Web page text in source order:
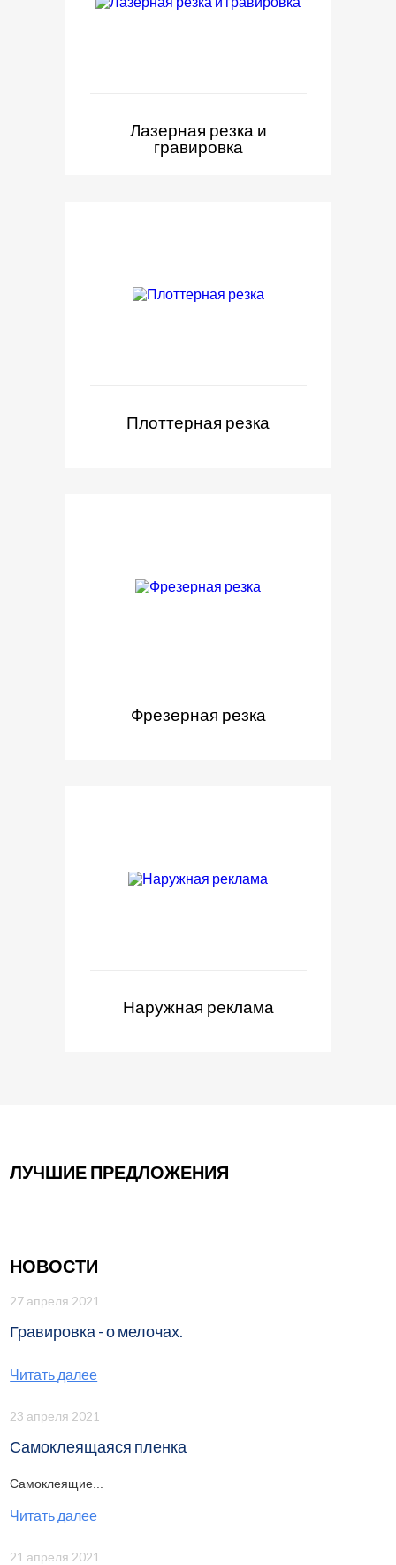
Лазерная резка и
гравировка
Плоттерная резка
Фрезерная резка
Наружная реклама
ЛУЧШИЕ ПРЕДЛОЖЕНИЯ
НОВОСТИ
27 апреля 2021
Гравировка - о мелочах.
Читать далее
23 апреля 2021
Самоклеящаяся пленка
Самоклеящие...
Читать далее
21 апреля 2021